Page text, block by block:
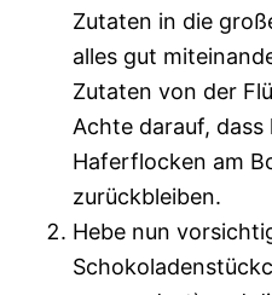
Zutaten in die
alles gut
Zutaten von der
Achte darauf,
Haferflocken am
zurückbleiben.
Hebe nun